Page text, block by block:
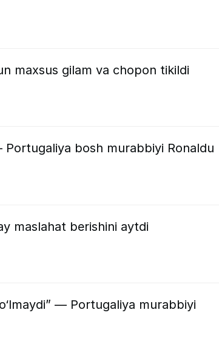
maxsus gilam va chopon tikildi
bosh murabbiyi Ronaldu
maslahat berishini aytdi
— Portugaliya murabbiyi